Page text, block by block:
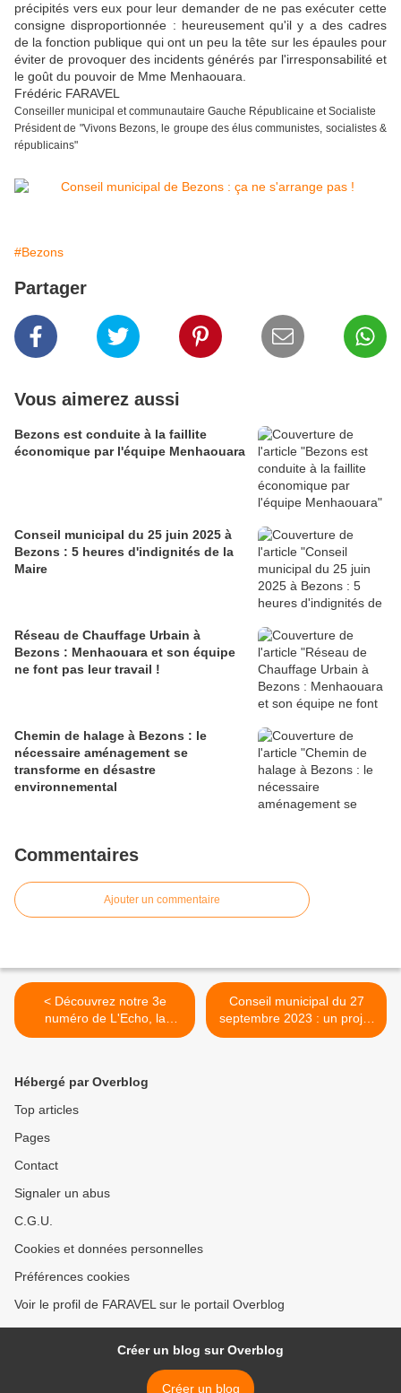
précipités vers eux pour leur demander de ne pas exécuter cette
consigne disproportionnée : heureusement qu'il y a des cadres
de la fonction publique qui ont un peu la tête sur les épaules pour
éviter de provoquer des incidents générés par l'irresponsabilité et
le goût du pouvoir de Mme Menhaouara.
Frédéric FARAVEL
Conseiller municipal et communautaire Gauche Républicaine et Socialiste
Président de "Vivons Bezons, le groupe des élus communistes, socialistes &
républicains"
#Bezons
Partager
Vous aimerez aussi
Bezons est conduite à la faillite
économique par l'équipe Menhaouara
Conseil municipal du 25 juin 2025 à
Bezons : 5 heures d'indignités de la
Maire
Réseau de Chauffage Urbain à
Bezons : Menhaouara et son équipe
ne font pas leur travail !
Chemin de halage à Bezons : le
nécessaire aménagement se
transforme en désastre
environnemental
Commentaires
Ajouter un commentaire
< Découvrez notre 3e
numéro de L'Echo, la
gazette bezonnaise qui
Mme Menhaouara
Conseil municipal du 27
septembre 2023 : un projet
de santé vide ! >
Hébergé par Overblog
Top articles
Pages
Contact
Signaler un abus
C.G.U.
Cookies et données personnelles
Préférences cookies
Voir le profil de FARAVEL sur le portail Overblog
Créer un blog sur Overblog
Créer un blog